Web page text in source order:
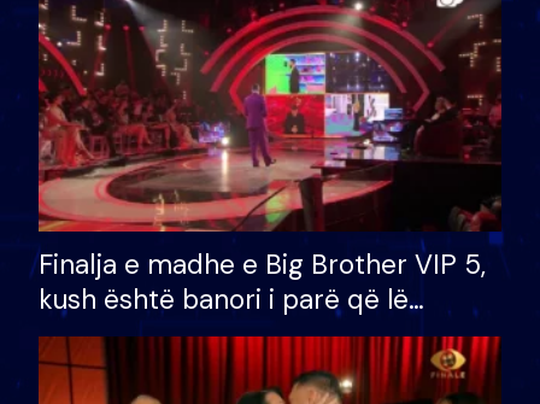
Finalja e madhe e Big Brother VIP 5,
kush është banori i parë që lë
shtëpinë dhe humb mundësinë për
të fituar çmimin e madh